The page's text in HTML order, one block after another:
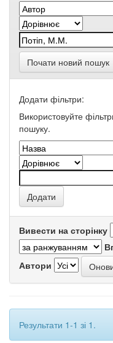
Почати новий пошук
Додати фільтри:
Використовуйте
пошуку.
Вивести на сторінку
Автори
Результати 1-1 зі 1.